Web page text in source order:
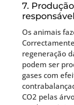
7.
responsável
Os animais
regeneração
podem ser
gases com
CO2 pelas